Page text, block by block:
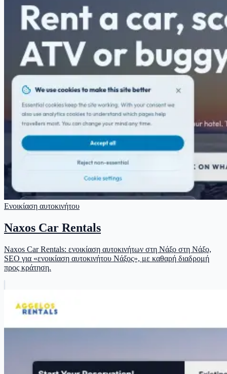
Ενοικίαση αυτοκινήτου
Naxos Car Rentals
Naxos Car Rentals: ενοικίαση αυτοκινήτων στη Νάξο στη Νάξο,
SEO για «ενοικίαση αυτοκινήτου Νάξος», με καθαρή διαδρομή
προς κράτηση.